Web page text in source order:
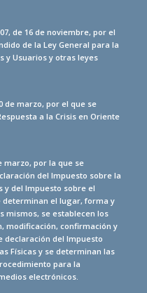
de 16 de noviembre, por el
de la Ley General para la
y Usuarios y otras leyes
de marzo, por el que se
a la Crisis en Oriente
marzo, por la que se
del Impuesto sobre la
y del Impuesto sobre el
determinan el lugar, forma y
mismos, se establecen los
modificación, confirmación y
declaración del Impuesto
Físicas y se determinan las
para la
electrónicos.